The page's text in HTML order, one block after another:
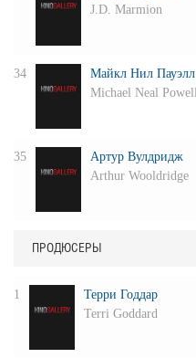
J.D. Marmion
34
Майкл Нил Пауэлл
Michael Neal Powell
35
Артур Вулдридж
Arthur Wooldridge
ПРОДЮСЕРЫ
1
Терри Годдар
Terri Goddard